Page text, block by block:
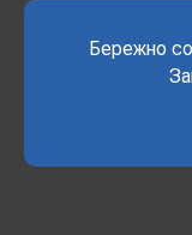
Бережно